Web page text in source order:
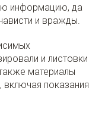
информацию, да
и вражды.
и листовки
материалы
включая показания